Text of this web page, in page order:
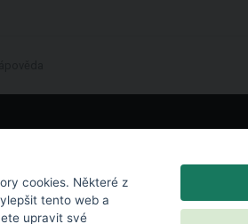
cookies. Některé z
tento web a
upravit své